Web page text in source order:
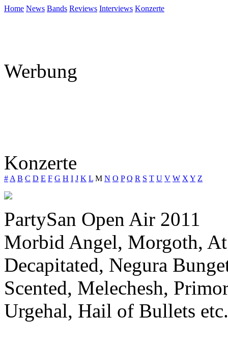
Home News Bands Reviews Interviews Konzerte
Werbung
Konzerte
# A B C D E F G H I J K L M N O P Q R S T U V W X Y Z
PartySan Open Air 2011
Morbid Angel, Morgoth, At
Decapitated, Negura
Scented, Melechesh,
Urgehal, Hail of Bullets etc.